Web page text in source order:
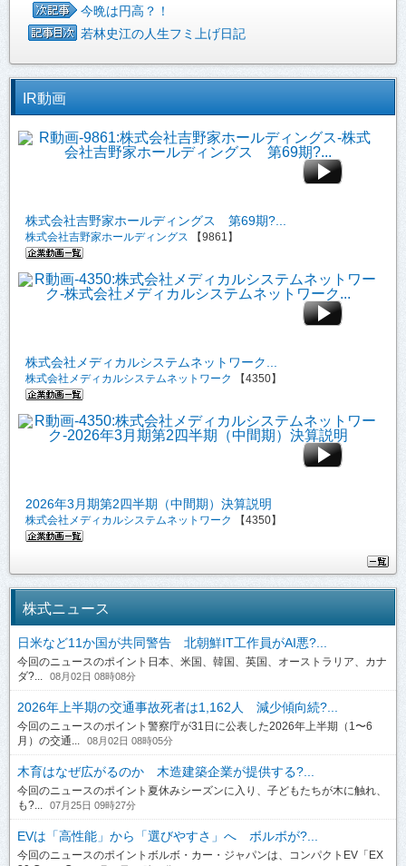
今晩は円高？！
若林史江の人生フミ上げ日記
IR動画
株式会社吉野家ホールディングス 第69期?...
株式会社吉野家ホールディングス 【9861】
株式会社メディカルシステムネットワーク...
株式会社メディカルシステムネットワーク 【4350】
2026年3月期第2四半期（中間期）決算説明
株式会社メディカルシステムネットワーク 【4350】
株式ニュース
日米など11か国が共同警告 北朝鮮IT工作員がAI悪?...
今回のニュースのポイント日本、米国、韓国、英国、オーストラリア、カナ
ダ?...
08月02日 08時08分
2026年上半期の交通事故死者は1,162人 減少傾向続?...
今回のニュースのポイント警察庁が31日に公表した2026年上半期（1〜6
月）の交通...
08月02日 08時05分
木育はなぜ広がるのか 木造建築企業が提供する?...
今回のニュースのポイント夏休みシーズンに入り、子どもたちが木に触れ、
も?...
07月25日 09時27分
EVは「高性能」から「選びやすさ」へ ボルボが?...
今回のニュースのポイントボルボ・カー・ジャパンは、コンパクトEV「EX